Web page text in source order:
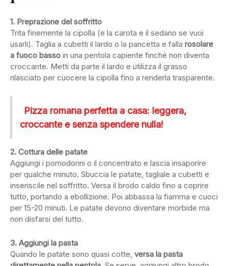
1. Preprazione del soffritto
Trita finemente la cipolla (e la carota e il sedano se vuoi
usarli). Taglia a cubetti il lardo o la pancetta e falla rosolare
a fuoco basso in una pentola capiente finché non diventa
croccante. Metti da parte il lardo e utilizza il grasso
rilasciato per cuocere la cipolla fino a renderla trasparente.
Pizza romana perfetta a casa: leggera,
croccante e senza spendere nulla!
2. Cottura delle patate
Aggiungi i pomodorini o il concentrato e lascia insaporire
per qualche minuto. Sbuccia le patate, tagliale a cubetti e
inseriscile nel soffritto. Versa il brodo caldo fino a coprire
tutto, portando a ebollizione. Poi abbassa la fiamma e cuoci
per 15-20 minuti. Le patate devono diventare morbide ma
non disfarsi del tutto.
3. Aggiungi la pasta
Quando le patate sono quasi cotte, versa la pasta